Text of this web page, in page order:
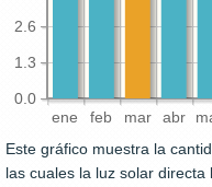
ene feb mar abr
0.0
1.3
2.6
Este gráfico muestra la
las cuales la luz solar